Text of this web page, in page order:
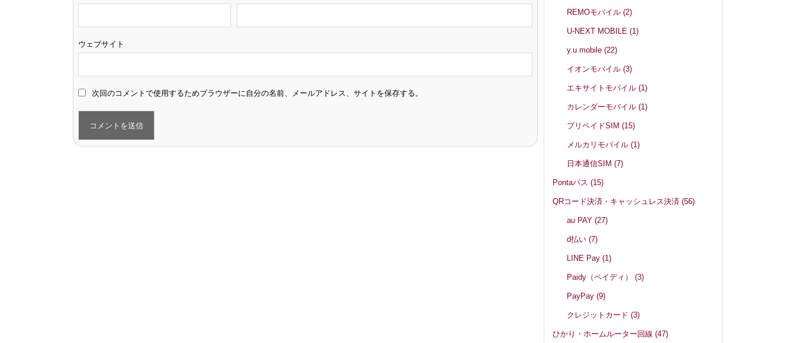
ウェブサイト
次回のコメントで使用するためブラウザーに自分の名前、メールアドレス、サイトを保存する。
REMOモバイル(2)
U-NEXT MOBILE(1)
y.u mobile(22)
イオンモバイル(3)
エキサイトモバイル(1)
カレンダーモバイル(1)
プリペイドSIM(15)
メルカリモバイル(1)
日本通信SIM(7)
Pontaパス (15)
QRコード決済・キャッシュレス決済 (56)
au PAY(27)
d払い(7)
LINE Pay(1)
Paidy（ペイディ）(3)
PayPay(9)
クレジットカード(3)
ひかり・ホームルーター回線 (47)